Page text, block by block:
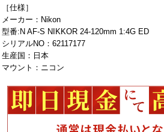
［仕様］
メーカー：Nikon
型番:N AF-S NIKKOR 24-120mm 1:4G ED
シリアルNO：62117177
生産国：日本
マウント：ニコン